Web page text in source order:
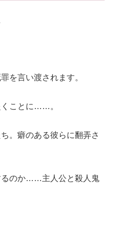
を言い渡されます。
くことに……。
。癖のある彼らに翻弄さ
るのか……主人公と殺人鬼